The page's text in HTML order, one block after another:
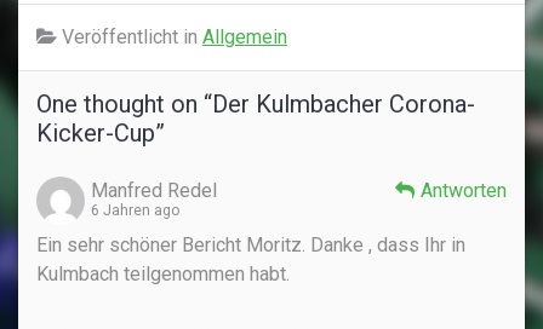
Veröffentlicht in Allgemein
One thought on “Der Kulmbacher Corona-
Kicker-Cup”
Antworten
Manfred Redel
6 Jahren ago
Ein sehr schöner Bericht Moritz. Danke , dass Ihr in
Kulmbach teilgenommen habt.